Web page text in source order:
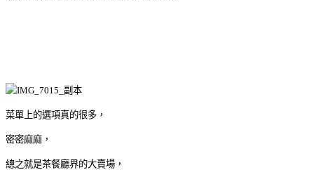
菜單上的選項真的很多，
密密麻麻，
總之就是茶餐廳界的大賣場，